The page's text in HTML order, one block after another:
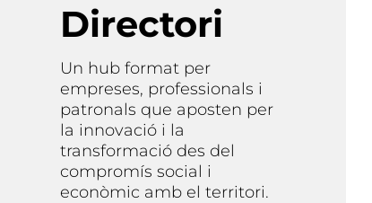
Directori
Un hub format per
empreses, professionals i
patronals que aposten per
la innovació i la
transformació des del
compromís social i
econòmic amb el territori.